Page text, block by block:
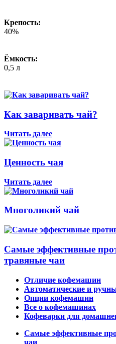
Крепость:
40%
Ёмкость:
0,5 л
Как заваривать чай?
Читать далее
Ценность чая
Читать далее
Многоликий чай
Самые эффективные
травяные чаи
Отличие кофемашин
Автоматические и
Опции кофемашин
Все о кофемашинах
Кофеварки для
Самые эффективные
чаи